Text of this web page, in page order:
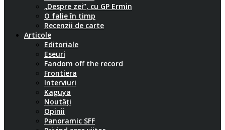
„Despre zei”, cu GP Ermin
O falie în timp
Recenzii de carte
Articole
Editoriale
Eseuri
Fandom off the record
Frontiera
Interviuri
Kaguya
Noutăți
Opinii
Panoramic SFF